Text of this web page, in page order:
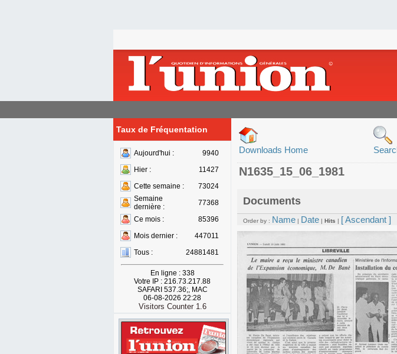
Taux de Fréquentation
Aujourd'hui :
9940
Hier :
11427
Cette semaine :
73024
Semaine
dernière :
77368
Ce mois :
85396
Mois dernier :
447011
Tous :
24881481
En ligne : 338
Votre IP : 216.73.217.88
SAFARI 537.36;, MAC
06-08-2026 22:28
Visitors Counter 1.6
Downloads Home
N1635_15_06_1981
Documents
Order by : Name | Date | Hits | [ Ascendant ]